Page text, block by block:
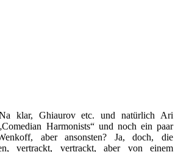
klar, Ghiaurov etc. und natürlich Ari
Harmonists“ und noch ein paar
aber ansonsten? Ja, doch, die
vertrackt, vertrackt, aber von einem